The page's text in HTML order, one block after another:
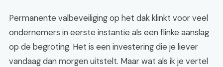
Permanente valbeveiliging op het dak klinkt voor veel
ondernemers in eerste instantie als een flinke aanslag
op de begroting. Het is een investering die je liever
vandaag dan morgen uitstelt. Maar wat als ik je vertel